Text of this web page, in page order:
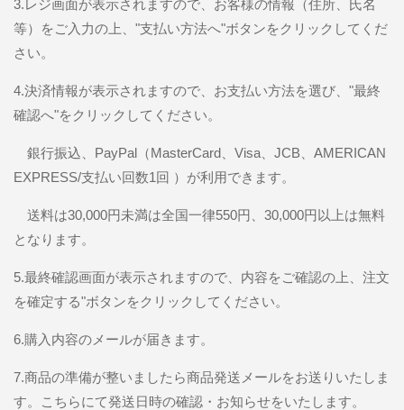
3.レジ画面が表示されますので、お客様の情報（住所、氏名
等）をご入力の上、"支払い方法へ"ボタンをクリックしてくだ
さい。
4.決済情報が表示されますので、お支払い方法を選び、"最終
確認へ"をクリックしてください。
銀行振込、PayPal（MasterCard、Visa、JCB、AMERICAN
EXPRESS/支払い回数1回 ）が利用できます。
送料は30,000円未満は全国一律550円、30,000円以上は無料
となります。
5.最終確認画面が表示されますので、内容をご確認の上、注文
を確定する"ボタンをクリックしてください。
6.購入内容のメールが届きます。
7.商品の準備が整いましたら商品発送メールをお送りいたしま
す。こちらにて発送日時の確認・お知らせをいたします。